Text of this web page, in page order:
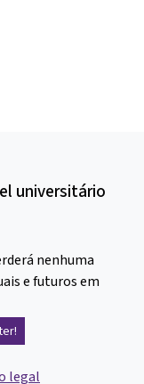
universitário
nenhuma
e futuros em
legal